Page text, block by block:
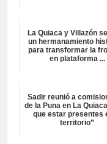
La Quiaca y Villazón
un hermanamiento
para transformar la
en plataforma ...
Sadir reunió a
de la Puna en La
que estar presentes
territorio”